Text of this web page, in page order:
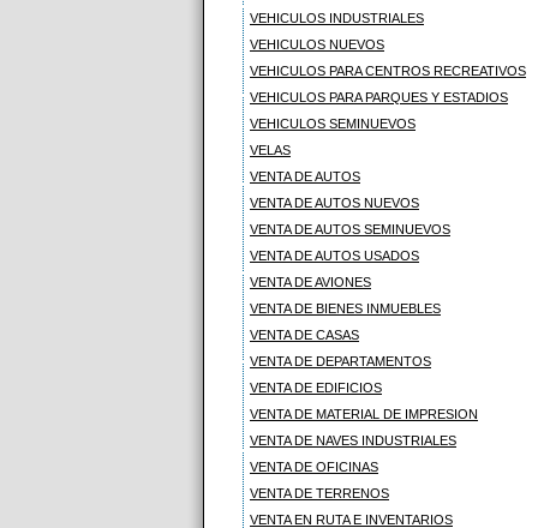
VEHICULOS INDUSTRIALES
VEHICULOS NUEVOS
VEHICULOS PARA CENTROS RECREATIVOS
VEHICULOS PARA PARQUES Y ESTADIOS
VEHICULOS SEMINUEVOS
VELAS
VENTA DE AUTOS
VENTA DE AUTOS NUEVOS
VENTA DE AUTOS SEMINUEVOS
VENTA DE AUTOS USADOS
VENTA DE AVIONES
VENTA DE BIENES INMUEBLES
VENTA DE CASAS
VENTA DE DEPARTAMENTOS
VENTA DE EDIFICIOS
VENTA DE MATERIAL DE IMPRESION
VENTA DE NAVES INDUSTRIALES
VENTA DE OFICINAS
VENTA DE TERRENOS
VENTA EN RUTA E INVENTARIOS